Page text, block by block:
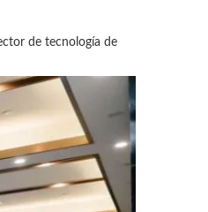
de tecnología de